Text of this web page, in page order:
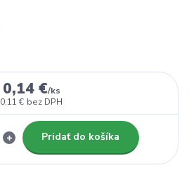
0,14 €/ks
0,11 € bez DPH
Pridať do košíka